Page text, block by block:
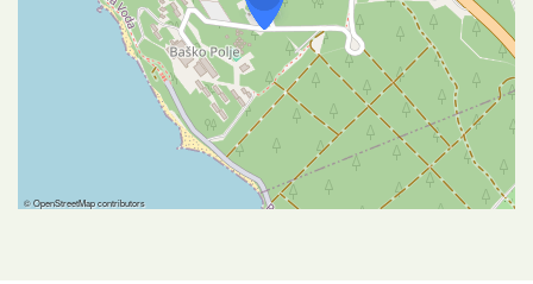
©OpenStreetMapcontributors